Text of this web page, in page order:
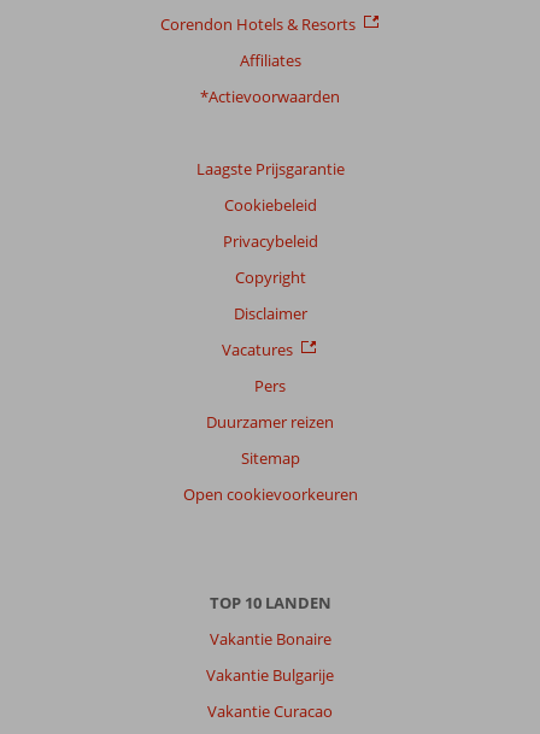
Corendon Hotels & Resorts
Affiliates
*Actievoorwaarden
Laagste Prijsgarantie
Cookiebeleid
Privacybeleid
Copyright
Disclaimer
Vacatures
Pers
Duurzamer reizen
Sitemap
Open cookievoorkeuren
TOP 10 LANDEN
Vakantie Bonaire
Vakantie Bulgarije
Vakantie Curacao